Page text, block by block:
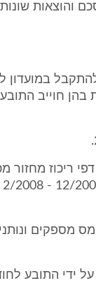
ששילם לפי ההסכם והוצאות
במועדון
העודפות בהן חוייב
ריכוז מחזור
מספקים
על ידי התובע